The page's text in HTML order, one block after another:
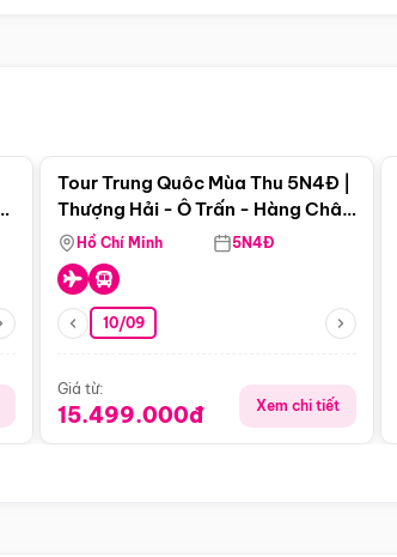
Tour Trung Quôc Mùa Thu 5N4Đ |
Thượng Hải - Ô Trấn - Hàng Châu
(Tour Không Shopping)
Hồ Chí Minh 5N4Đ
10/09
Giá từ:
15.499.000đ Xem chi tiết